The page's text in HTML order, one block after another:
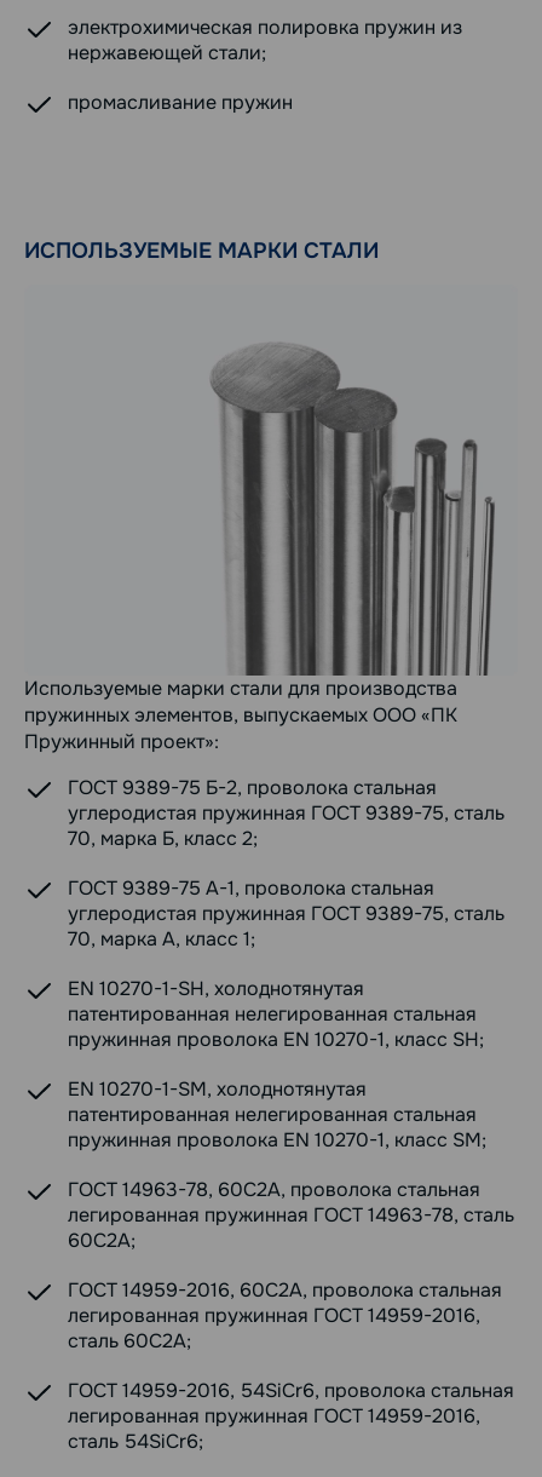
электрохимическая полировка пружин из
нержавеющей стали;
промасливание пружин
ИСПОЛЬЗУЕМЫЕ МАРКИ СТАЛИ
Используемые марки стали для производства
пружинных элементов, выпускаемых ООО «ПК
Пружинный проект»:
ГОСТ 9389-75 Б-2, проволока стальная
углеродистая пружинная ГОСТ 9389-75, сталь
70, марка Б, класс 2;
ГОСТ 9389-75 А-1, проволока стальная
углеродистая пружинная ГОСТ 9389-75, сталь
70, марка А, класс 1;
EN 10270-1-SH, холоднотянутая
патентированная нелегированная стальная
пружинная проволока EN 10270-1, класс SH;
EN 10270-1-SM, холоднотянутая
патентированная нелегированная стальная
пружинная проволока EN 10270-1, класс SM;
ГОСТ 14963-78, 60С2А, проволока стальная
легированная пружинная ГОСТ 14963-78, сталь
60С2А;
ГОСТ 14959-2016, 60С2А, проволока стальная
легированная пружинная ГОСТ 14959-2016,
сталь 60С2А;
ГОСТ 14959-2016, 54SiCr6, проволока стальная
легированная пружинная ГОСТ 14959-2016,
сталь 54SiCr6;